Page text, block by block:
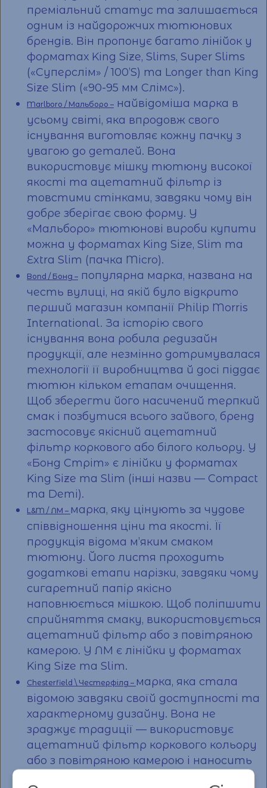
преміальний статус та залишається
одним із найдорожчих тютюнових
брендів. Він пропонує багато лінійок у
форматах King Size, Slims, Super Slims
(«Суперслім» / 100’S) та Longer than King
Size Slim («90-95 мм Слімс»).
Marlboro / Мальборо – найвідоміша марка в
усьому світі, яка впродовж свого
існування виготовляє кожну пачку з
увагою до деталей. Вона
використовує мішку тютюну високої
якості та ацетатний фільтр із
товстими стінками, завдяки чому він
добре зберігає свою форму. У
«Мальборо» тютюнові вироби купити
можна у форматах King Size, Slim та
Extra Slim (пачка Micro).
Bond / Бонд – популярна марка, названа на
честь вулиці, на якій було відкрито
перший магазин компанії Philip Morris
International. За історію свого
існування вона робила редизайн
продукції, але незмінно дотримувалася
технології її виробництва й досі піддає
тютюн кільком етапам очищення.
Щоб зберегти його насичений терпкий
смак і позбутися всього зайвого, бренд
застосовує якісний ацетатний
фільтр коркового або білого кольору. У
«Бонд Стріт» є лінійки у форматах
King Size та Slim (інші назви — Compact
та Demi).
L&M / ЛМ – марка, яку цінують за чудове
співвідношення ціни та якості. Її
продукція відома м’яким смаком
тютюну. Його листя проходить
додаткові етапи нарізки, завдяки чому
сигаретний папір якісно
наповнюється мішкою. Щоб поліпшити
сприйняття смаку, використовується
ацетатний фільтр або з повітряною
камерою. У ЛМ є лінійки у форматах
King Size та Slim.
Chesterfield \ Честерфілд – марка, яка стала
відомою завдяки своїй доступності та
характерному дизайну. Вона не
зраджує традиції — використовує
ацетатний фільтр коркового кольору
або з повітряною камерою і наносить